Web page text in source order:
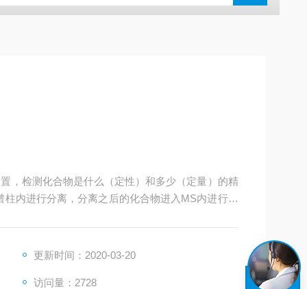
，检测化合物是什么（定性）和多少（定量）的精
内进行分离，分离之后的化合物进入MS内进行检
更新时间：2020-03-20
访问量：2728